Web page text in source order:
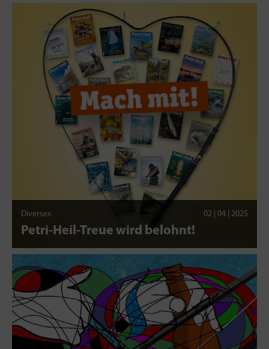
Diverses 02 | 04 | 2025
Petri-Heil-Treue wird belohnt!